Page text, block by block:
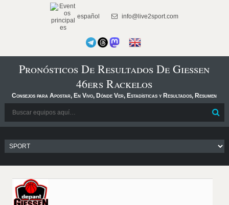
español info@live2sport.com
Pronósticos De Resultados De Gießen
46ers Rackelos
Consejos para Apostar, En Vivo, Dónde Ver, Estadísticas y Resultados, Resumen